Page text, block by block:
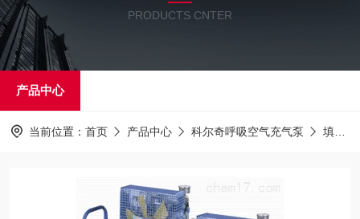
PRODUCTS CNTER
产品中心
当前位置： 首页 产品中心 科尔奇呼吸空气充气泵 填充泵